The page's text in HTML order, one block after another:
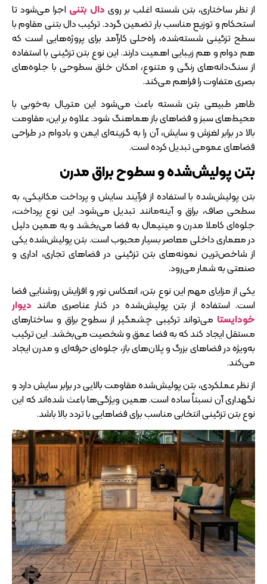
از نظر ساختاری، بتن شسته اغلب بر روی دال بتنی اجرا می‌شود تا
استحکام و توزیع مناسب بار تضمین گردد. ترکیب دال بتنی مقاوم با
سطح تزئینی شسته‌شده، راه‌حلی کارآمد برای پروژه‌هایی است که
هم دوام و هم زیبایی اهمیت دارند. این نوع بتن تزئینی با استفاده
از سنگ‌دانه‌های رنگی و متنوع، امکان خلق سطوحی با جلوه‌های
بصری متفاوت را فراهم می‌کند.
ظاهر طبیعی بتن شسته باعث می‌شود این متریال به‌خوبی با
محیط‌های سبز و فضاهای باز هماهنگ شود. علاوه بر این، مقاومت
بالا در برابر لغزش و سایش، آن را به گزینه‌ای ایمن و بادوام در طراحی
فضاهای عمومی تبدیل کرده است.
بتن پولیش‌شده و سطوح براق مدرن
بتن پولیش‌شده با استفاده از فرآیند سایش و پرداخت مکانیکی، به
سطحی صاف، براق و آینه‌مانند تبدیل می‌شود. این نوع پرداخت،
جلوه‌ای کاملا مدرن و مینیمال به فضا می‌بخشد و به همین دلیل
در معماری داخلی معاصر بسیار محبوب است. بتن پولیش‌شده یکی
از شاخص‌ترین نمونه‌های بتن تزئینی در فضاهای تجاری، اداری و
صنعتی به شمار می‌رود.
یکی از مزایای مهم این نوع بتن، انعکاس نور و افزایش روشنایی فضا
است. استفاده از بتن پولیش‌شده در کنار عناصری مانند دیوار
خودایستا می‌تواند ترکیبی چشمگیر از سطوح براق و ساختارهای
مستقل ایجاد کند که به فضا عمق و شخصیت می‌بخشد. این ترکیب
به‌ویژه در فضاهای بزرگ و پلان‌های باز، جلوه‌ای حرفه‌ای و مدرن ایجاد
می‌کند.
از نظر عملکردی، بتن پولیش‌شده مقاومت بالایی در برابر سایش دارد و
نگهداری آن نسبتاً ساده است. همین ویژگی‌ها باعث شده‌اند که این
نوع بتن تزئینی انتخابی مناسب برای فضاهایی با تردد بالا باشد.